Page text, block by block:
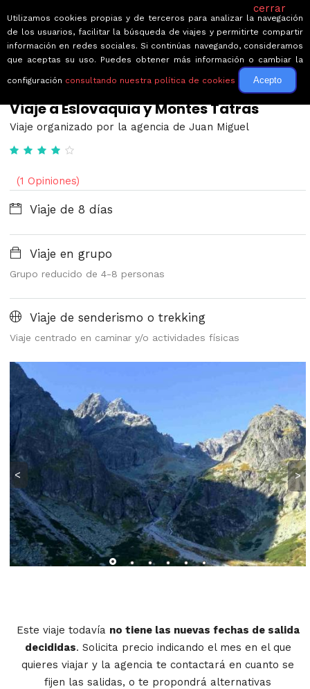
← Volver a Circuitos por Eslovaquia
Viaje a Eslovaquia y Montes Tatras
Viaje organizado por la agencia de Juan Miguel
(1 Opiniones)
Viaje de 8 días
Viaje en grupo
Grupo reducido de 4-8 personas
Viaje de senderismo o trekking
Viaje centrado en caminar y/o actividades físicas
< >
Este viaje todavía no tiene las nuevas fechas de salida
decididas. Solicita precio indicando el mes en el que
quieres viajar y la agencia te contactará en cuanto se
fijen las salidas, o te propondrá alternativas
cerrar
Utilizamos cookies propias y de terceros para analizar la navegación
de los usuarios, facilitar la búsqueda de viajes y permitirte compartir
información en redes sociales. Si continúas navegando, consideramos
que aceptas su uso. Puedes obtener más información o cambiar la
configuración consultando nuestra política de cookies Acepto